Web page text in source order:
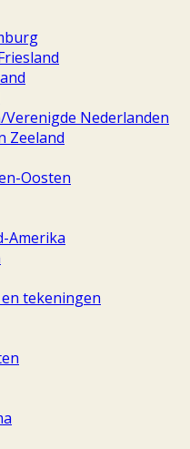
Verenigde Nederlanden
Zeeland
Oosten
Amerika
tekeningen